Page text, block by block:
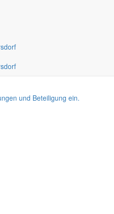
im April ein.
und Beteiligung ein.